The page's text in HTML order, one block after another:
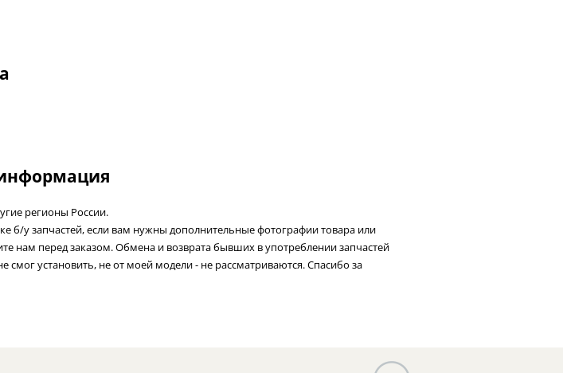
регионы России.
б/у запчастей, если вам нужны дополнительные фотографии товара или
нам перед заказом. Обмена и возврата бывших в употреблении запчастей
установить, не от моей модели - не рассматриваются. Спасибо за